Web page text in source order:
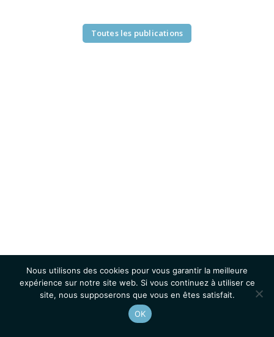
Toutes les publications
Nous utilisons des cookies pour vous garantir la meilleure
expérience sur notre site web. Si vous continuez à utiliser ce
site, nous supposerons que vous en êtes satisfait.
OK